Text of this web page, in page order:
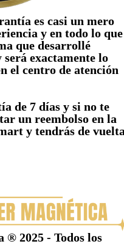
es casi un mero
y en todo lo que
que desarrollé
exactamente lo
el centro de atención
de 7 días y si no te
un reembolso en la
y tendrás de
2025 - Todos los